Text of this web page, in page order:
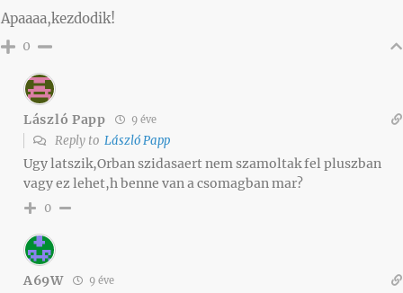
Apaaaa,kezdodik!
0
László Papp 9 éve
Reply to László Papp
Ugy latszik,Orban szidasaert nem szamoltak fel pluszban
vagy ez lehet,h benne van a csomagban mar?
0
A69W 9 éve